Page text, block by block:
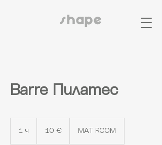
shape
Barre Пилатес
1 ч 10 € MAT ROOM